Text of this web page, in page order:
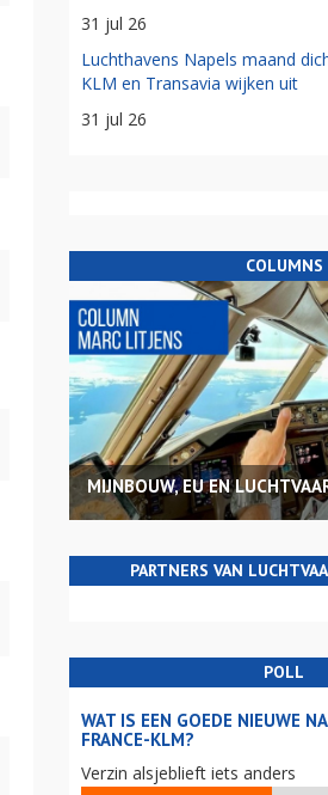
31 jul 26
Luchthavens Napels maand
KLM en Transavia wijken uit
31 jul 26
COLUMNS
MIJNBOUW, EU EN
PARTNERS VAN
POLL
WAT IS EEN GOEDE NIEUWE
FRANCE-KLM?
Verzin alsjeblieft iets anders